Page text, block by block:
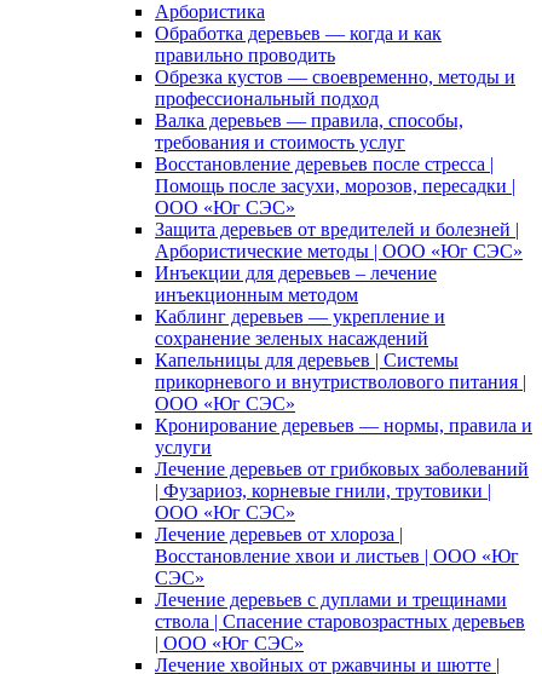
Арбористика
Обработка деревьев — когда и как
правильно проводить
Обрезка кустов — своевременно, методы и
профессиональный подход
Валка деревьев — правила, способы,
требования и стоимость услуг
Восстановление деревьев после стресса |
Помощь после засухи, морозов, пересадки |
ООО «Юг СЭС»
Защита деревьев от вредителей и болезней |
Арбористические методы | ООО «Юг СЭС»
Инъекции для деревьев – лечение
инъекционным методом
Каблинг деревьев — укрепление и
сохранение зеленых насаждений
Капельницы для деревьев | Системы
прикорневого и внутристволового питания |
ООО «Юг СЭС»
Кронирование деревьев — нормы, правила и
услуги
Лечение деревьев от грибковых заболеваний
| Фузариоз, корневые гнили, трутовики |
ООО «Юг СЭС»
Лечение деревьев от хлороза |
Восстановление хвои и листьев | ООО «Юг
СЭС»
Лечение деревьев с дуплами и трещинами
ствола | Спасение старовозрастных деревьев
| ООО «Юг СЭС»
Лечение хвойных от ржавчины и шютте |